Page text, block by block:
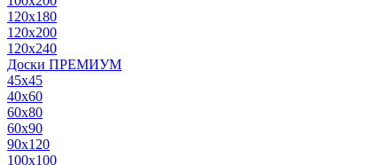
120x180
120x200
120x240
Доски ПРЕМИУМ
45x45
40x60
60x80
60x90
90x120
100x100